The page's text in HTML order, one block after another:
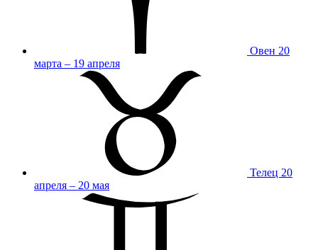
Овен 20
марта – 19 апреля
Телец 20
апреля – 20 мая